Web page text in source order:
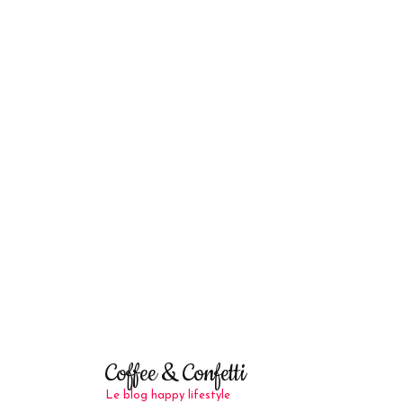
Coffee & Confetti
Le blog happy lifestyle